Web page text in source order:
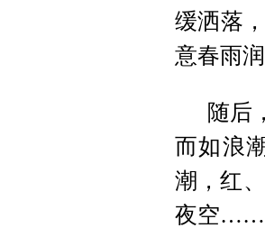
缓洒落
意春雨
随后
而如浪
潮，红
夜空……